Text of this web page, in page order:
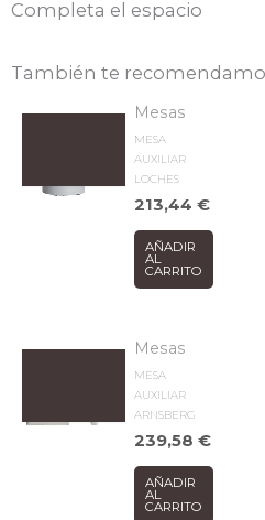
Completa el espacio
También te
Mesas
MESA
AUXILIAR
LOCHES
213,44€
AÑADIR
AL
CARRITO
Mesas
MESA
AUXILIAR
ARNSBERG
239,58€
AÑADIR
AL
CARRITO